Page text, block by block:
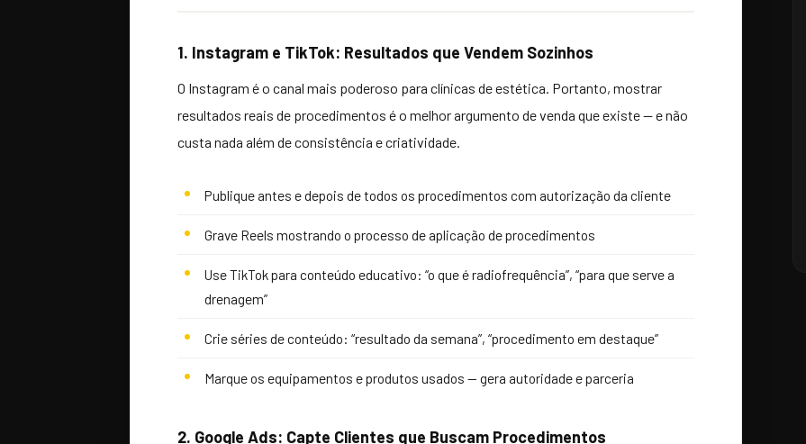
1. Instagram e TikTok: Resultados que Vendem Sozinhos
O Instagram é o canal mais poderoso para clínicas de estética. Portanto, mostrar
resultados reais de procedimentos é o melhor argumento de venda que existe — e não
custa nada além de consistência e criatividade.
Publique antes e depois de todos os procedimentos com autorização da cliente
Grave Reels mostrando o processo de aplicação de procedimentos
Use TikTok para conteúdo educativo: “o que é radiofrequência”, “para que serve a
drenagem”
Crie séries de conteúdo: “resultado da semana”, “procedimento em destaque”
Marque os equipamentos e produtos usados — gera autoridade e parceria
2. Google Ads: Capte Clientes que Buscam Procedimentos